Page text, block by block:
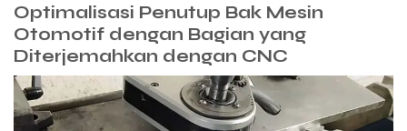
Optimalisasi Penutup Bak Mesin
Otomotif dengan Bagian yang
Diterjemahkan dengan CNC